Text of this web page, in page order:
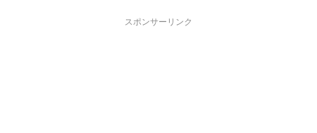
スポンサーリンク